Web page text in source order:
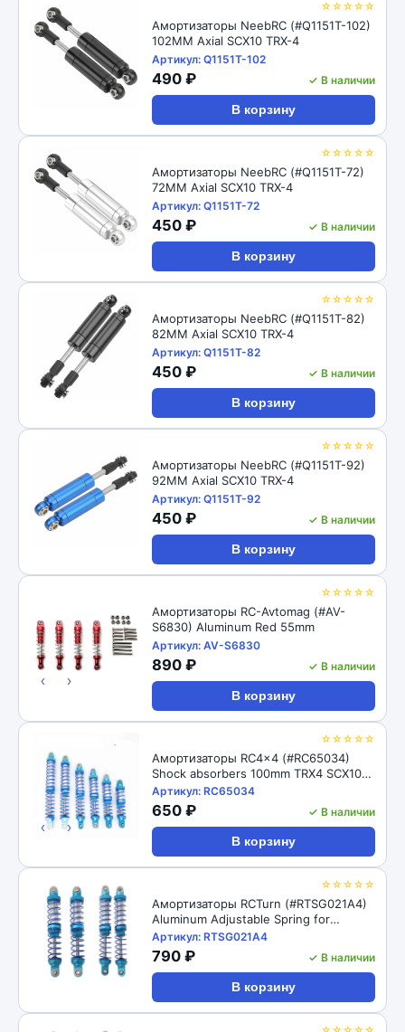
☆☆☆☆☆
Амортизаторы NeebRC (#Q1151T-102)
102MM Axial SCX10 TRX-4
Артикул: Q1151T-102
490 ₽ ✓ В наличии
В корзину
☆☆☆☆☆
Амортизаторы NeebRC (#Q1151T-72)
72MM Axial SCX10 TRX-4
Артикул: Q1151T-72
450 ₽ ✓ В наличии
В корзину
☆☆☆☆☆
Амортизаторы NeebRC (#Q1151T-82)
82MM Axial SCX10 TRX-4
Артикул: Q1151T-82
450 ₽ ✓ В наличии
В корзину
☆☆☆☆☆
Амортизаторы NeebRC (#Q1151T-92)
92MM Axial SCX10 TRX-4
Артикул: Q1151T-92
450 ₽ ✓ В наличии
В корзину
☆☆☆☆☆
‹ ›
Амортизаторы RC-Avtomag (#AV-
S6830) Aluminum Red 55mm
Артикул: AV-S6830
890 ₽ ✓ В наличии
В корзину
☆☆☆☆☆
‹ ›
Амортизаторы RC4x4 (#RC65034)
Shock absorbers 100mm TRX4 SCX10
D90 1/10
Артикул: RC65034
650 ₽ ✓ В наличии
В корзину
☆☆☆☆☆
Амортизаторы RCTurn (#RTSG021A4)
Aluminum Adjustable Spring for
Crawler - Black 1pair/set(2pcs)
100x15mm
Артикул: RTSG021A4
790 ₽ ✓ В наличии
В корзину